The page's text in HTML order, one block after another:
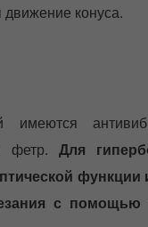
конуса.
имеются
фетр. Для
функции
с помощью